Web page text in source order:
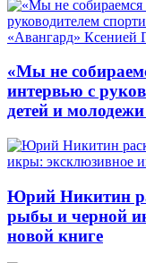
«Мы не
интервью с
детей и
Юрий Никитин
рыбы и черной
новой книге